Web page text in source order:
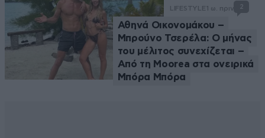
LIFESTYLE 1 ω. πριν 2
Αθηνά Οικονομάκου –
Μπρούνο Τσερέλα: Ο μήνας
του μέλιτος συνεχίζεται –
Από τη Moorea στα ονειρικά
Μπόρα Μπόρα